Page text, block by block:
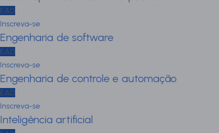
EAD
Inscreva-se
Engenharia de software
EAD
Inscreva-se
Engenharia de controle e automação
EAD
Inscreva-se
Inteligência artificial